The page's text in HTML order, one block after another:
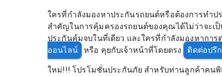
ใครที่กำลังมองหาประกันรถยนต์หรือต้องการทำ
สำคัญในการคุ้มครองรถยนต์ของคุณได้ไม่ว่าจะเ
ประกันคุ้มจบในที่เดียว และใครที่กำลังมองหาการ
ออนไลน์
หรือ คุยกับเจ้าหน้าที่โดยตรง ติดต่อปรึ
ใหม่!!! โปรโมชั่นประกันภัย สำหรับท่านลูกค้าคน